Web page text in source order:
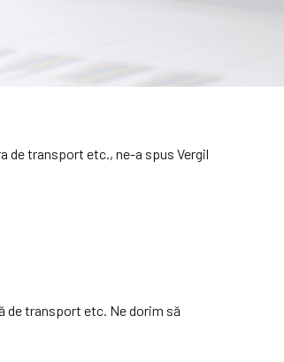
transport etc., ne-a spus Vergil
trans­port etc. Ne dorim să